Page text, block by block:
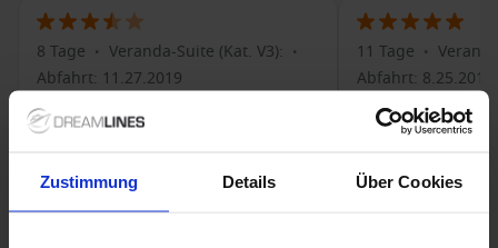
Zustimmung Details Über Cookies
8 Tage • Veranda-Suite (Kat. V3): •
Abfahrt: 11.27.2019
Vorteile
Anbieter, kann allerdings mit der
wachsenden All inclusive Konkurrenz
wie zB TUI mein schiff im Verhältnis
11 Tage •
Abfahrt: 8.25.2017
Vorteile
Schwächen